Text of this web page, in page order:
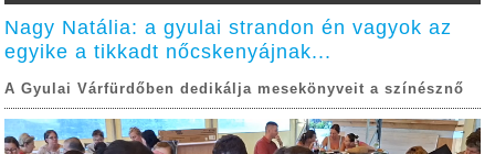
Nagy Natália: a gyulai strandon én vagyok az
egyike a tikkadt nőcskenyájnak...
A Gyulai Várfürdőben dedikálja mesekönyveit a színésznő